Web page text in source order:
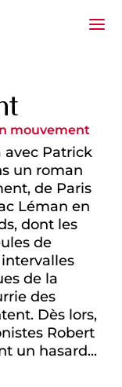
mouvement
Patrick
un roman
de Paris
Léman en
dont les
de
de la
des
Dès lors,
Robert
un hasard...